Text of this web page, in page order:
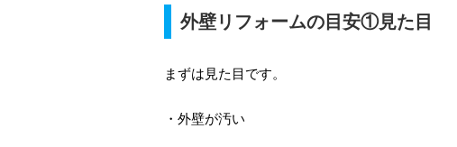
外壁リフォームの目安①見た目
まずは見た目です。
・外壁が汚い